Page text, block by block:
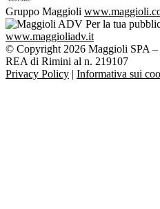
Gruppo Maggioli
Per la tua
www.maggioliadv.it
© Copyright 2026 Maggioli SPA –
REA di Rimini al n. 219107
Privacy Policy | Informativa sui